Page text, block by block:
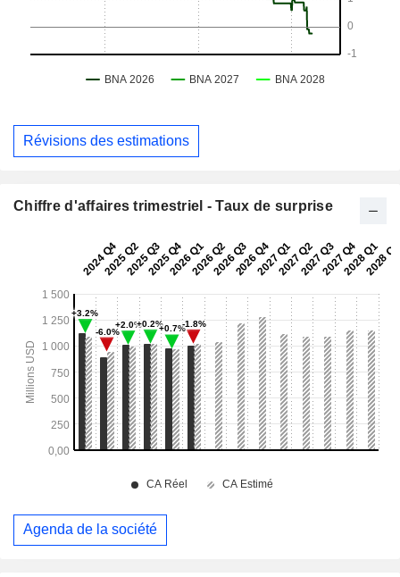
Révisions des estimations
Chiffre d'affaires trimestriel - Taux de surprise
Agenda de la société